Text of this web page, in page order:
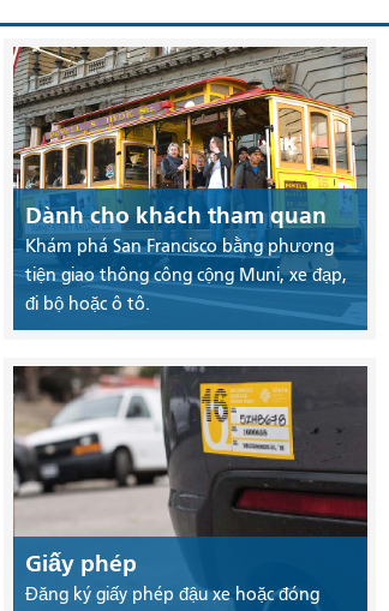
Dành cho khách tham quan
Khám phá San Francisco bằng phương
tiện giao thông công cộng Muni, xe đạp,
đi bộ hoặc ô tô.
Giấy phép
Đăng ký giấy phép đậu xe hoặc đóng